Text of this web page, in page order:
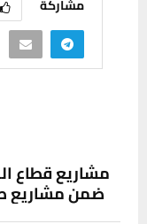
مشاركة
مشاريع قطاع
ضمن مشاريع